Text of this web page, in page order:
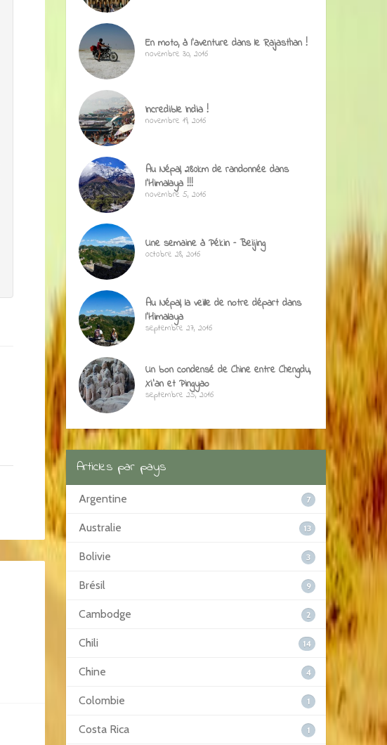
En moto, à l’aventure dans le Rajasthan !
novembre 30, 2016
Incredible India !
novembre 19, 2016
Au Népal, 280km de randonnée dans
l’Himalaya !!!
novembre 5, 2016
Une semaine à Pékin – Beijing
octobre 28, 2016
Au Népal, la veille de notre départ dans
l’Himalaya
septembre 27, 2016
Un bon condensé de Chine entre Chengdu,
Xi’an et Pingyao
septembre 25, 2016
Articles par pays
Argentine 7
Australie 13
Bolivie 3
Brésil 9
Cambodge 2
Chili 14
Chine 4
Colombie 1
Costa Rica 1